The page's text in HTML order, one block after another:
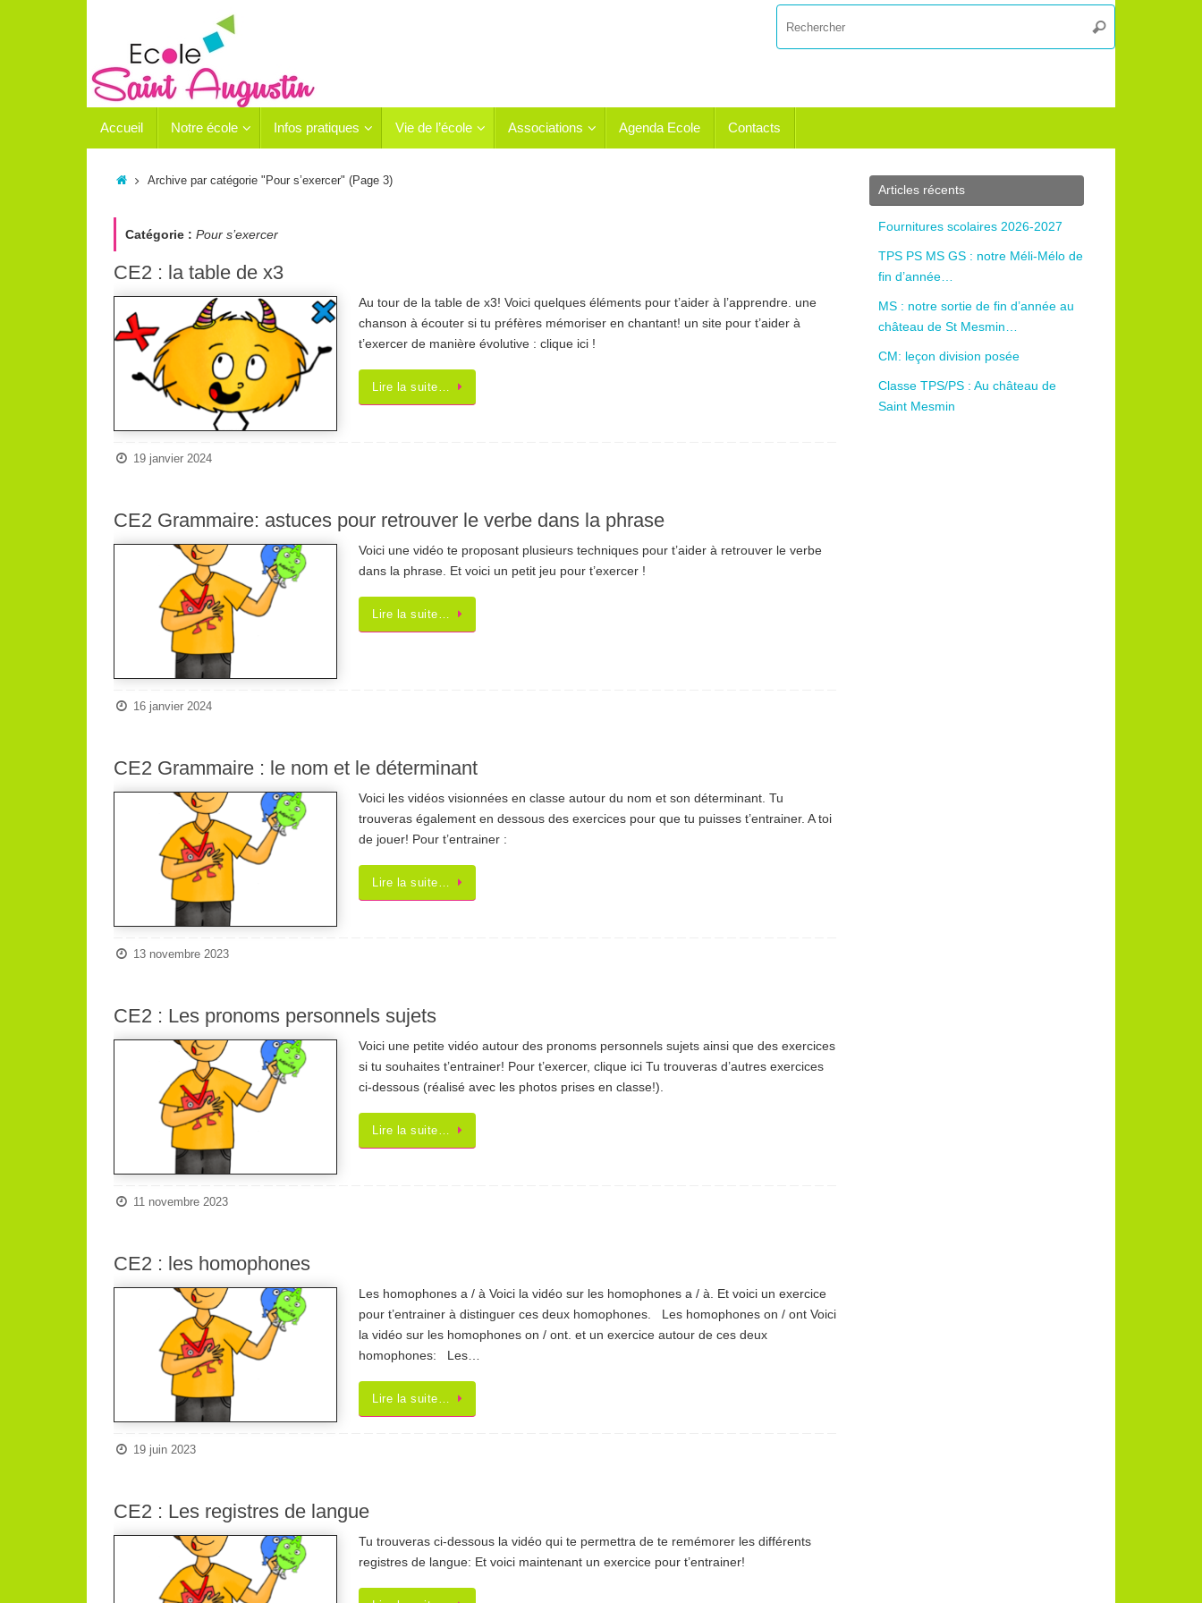
Rechercher
contenu
Accueil Notre école Infos pratiques Vie de l’école Associations Agenda Ecole Contacts
Accueil
Archive par catégorie "Pour s’exercer" (Page 3)
Catégorie : Pour s’exercer
CE2 : la table de x3
Au tour de la table de x3! Voici quelques éléments pour t’aider à l’apprendre. une
chanson à écouter si tu préfères mémoriser en chantant! un site pour t’aider à
t’exercer de manière évolutive : clique ici !
Lire la suite…
19 janvier 2024
CE2 Grammaire: astuces pour retrouver le verbe dans la phrase
Voici une vidéo te proposant plusieurs techniques pour t’aider à retrouver le verbe
dans la phrase. Et voici un petit jeu pour t’exercer !
Lire la suite…
16 janvier 2024
CE2 Grammaire : le nom et le déterminant
Voici les vidéos visionnées en classe autour du nom et son déterminant. Tu
trouveras également en dessous des exercices pour que tu puisses t’entrainer. A toi
de jouer! Pour t’entrainer :
Lire la suite…
13 novembre 2023
CE2 : Les pronoms personnels sujets
Voici une petite vidéo autour des pronoms personnels sujets ainsi que des exercices
si tu souhaites t’entrainer! Pour t’exercer, clique ici Tu trouveras d’autres exercices
ci-dessous (réalisé avec les photos prises en classe!).
Lire la suite…
11 novembre 2023
CE2 : les homophones
Les homophones a / à Voici la vidéo sur les homophones a / à. Et voici un exercice
pour t’entrainer à distinguer ces deux homophones. Les homophones on / ont Voici
la vidéo sur les homophones on / ont. et un exercice autour de ces deux
homophones: Les…
Lire la suite…
19 juin 2023
CE2 : Les registres de langue
Tu trouveras ci-dessous la vidéo qui te permettra de te remémorer les différents
registres de langue: Et voici maintenant un exercice pour t’entrainer!
Articles récents
Fournitures scolaires 2026-2027
TPS PS MS GS : notre Méli-Mélo de
fin d’année…
MS : notre sortie de fin d’année au
château de St Mesmin…
CM: leçon division posée
Classe TPS/PS : Au château de
Saint Mesmin